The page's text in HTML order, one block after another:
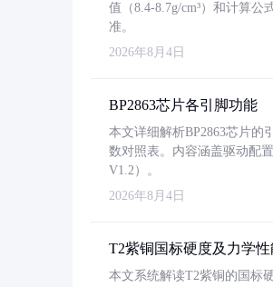
值（8.4-8.7g/cm³）和计算
准。
2026年8月4日
BP2863芯片各引脚功能
本文详细解析BP2863芯片的
数对照表。内容涵盖驱动配
V1.2）。
2026年8月4日
T2紫铜国标硬度及力学
本文系统解读T2紫铜的国标